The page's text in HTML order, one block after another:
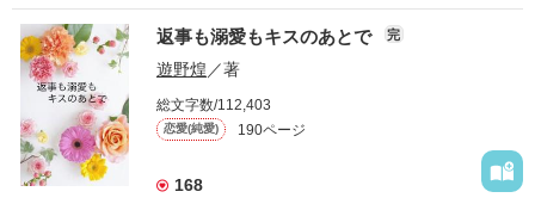
『責任をとる、結婚しよう』と真っ直ぐに告げてきた。
戸惑う美桜とは裏腹に、好きという気持ちを隠すことなく
甘やかしてくる。
そんなある日、哲平は美桜がストーカー被害に
遭っていることを知る。
美桜を守るため、哲平は同居を提案してきて――。
おかしな噂を流されて前の職場でうまくいかなかった梅田美
桜は、海外で傷心旅行をしていたところ、日本人美青年と出会
い、酒の勢いもあり一夜限りの関係となる。
帰国後、美桜は新しい職場でワンナイトした美青年と再会。
なんと彼の正体は、とある財閥御曹司にも関わらず、一族を離
れて起業した新進気鋭の実業家、社内でも冷徹だと評判な社長
――御影恭司その人だったのだ――！
なぜか恭司から飼い猫の世話係を命じられた美桜は、猫の世
返事も溺愛もキスのあとで 完
遊野煌 ／著
総文字数/112,403
恋愛(純愛) 190ページ
168